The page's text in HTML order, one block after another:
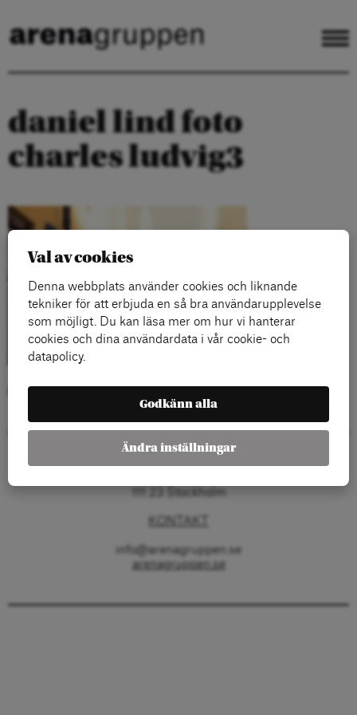
daniel lind foto
charles ludvig3
Kategorier:
Arenagruppen
111 23 Stockholm
KONTAKT
info@arenagruppen.se
arenagruppen.se
Val av cookies
Denna webbplats använder cookies och liknande
tekniker för att erbjuda en så bra användarupplevelse
som möjligt. Du kan läsa mer om hur vi hanterar
cookies och dina användardata i vår cookie- och
datapolicy.
Godkänn alla
Ändra inställningar